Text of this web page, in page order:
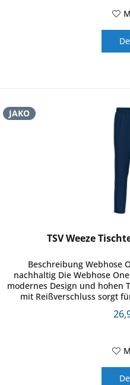
JAKO
TSV Weeze
Beschreibung Webhose
nachhaltig Die Webhose
modernes Design und hohen
mit Reißverschluss sorgt